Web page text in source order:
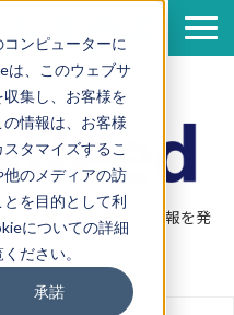
ンピューターに
は、このウェブサ
集し、お客様を
情報は、お客様
タマイズするこ
のメディアの訪
を目的として利
についての詳細
ださい。
承諾
ス
例
情報
報
グ
など翻訳に関連する情報を発